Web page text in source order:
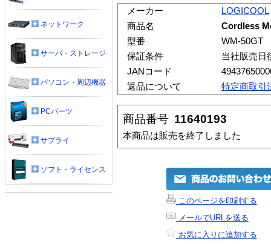
メーカー
LOGICOOL
商品名
Cordless
型番
WM-50GT
保証条件
当社販売日
JANコード
返品について
特定商取引
商品番号 11640193
本商品は販売を終了しました
このページを印刷する
メールでURLを送る
お気に入りに追加する
ネットワーク
サーバ・ストレージ
パソコン・周辺機器
PCパーツ
サプライ
ソフト・ライセンス